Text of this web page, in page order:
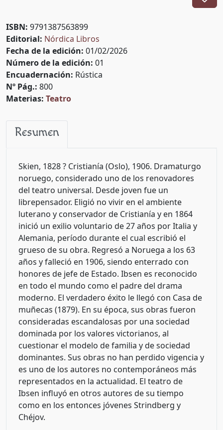
ISBN: 9791387563899
Editorial: Nórdica Libros
Fecha de la edición: 01/02/2026
Número de la edición: 01
Encuadernación: Rústica
Nº Pág.: 800
Materias: Teatro
Resumen
Skien, 1828 ? Cristianía (Oslo), 1906. Dramaturgo
noruego, considerado uno de los renovadores
del teatro universal. Desde joven fue un
librepensador. Eligió no vivir en el ambiente
luterano y conservador de Cristianía y en 1864
inició un exilio voluntario de 27 años por Italia y
Alemania, período durante el cual escribió el
grueso de su obra. Regresó a Noruega a los 63
años y falleció en 1906, siendo enterrado con
honores de jefe de Estado. Ibsen es reconocido
en todo el mundo como el padre del drama
moderno. El verdadero éxito le llegó con Casa de
muñecas (1879). En su época, sus obras fueron
consideradas escandalosas por una sociedad
dominada por los valores victorianos, al
cuestionar el modelo de familia y de sociedad
dominantes. Sus obras no han perdido vigencia y
es uno de los autores no contemporáneos más
representados en la actualidad. El teatro de
Ibsen influyó en otros autores de su tiempo
como en los entonces jóvenes Strindberg y
Chéjov.